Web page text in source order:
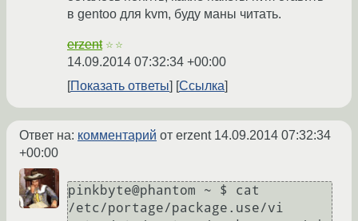
в gentoo для kvm, буду маны читать.
erzent ☆☆
14.09.2014 07:32:34 +00:00
Показать ответы
Ссылка
Ответ на: комментарий от erzent 14.09.2014 07:32:34
+00:00
pinkbyte@phantom ~ $ cat
/etc/portage/package.use/vi